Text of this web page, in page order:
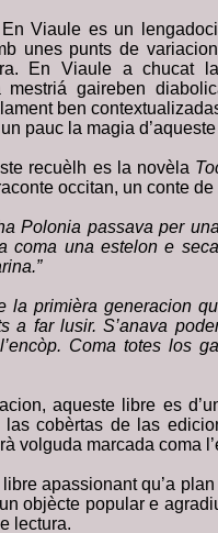
En Viaule es un
unes punts de
En Viaule a
mestriá gaireben
ben
pauc la magia
recuèlh es la novèla
occitan, un conte
Polonia passava per
coma una estelon e
la primièra generacion
a far lusir. S’anava
Coma totes los
aqueste libre es
cobèrtas de las
volguda marcada coma
apassionant qu’a plan
objècte popular e
lectura.